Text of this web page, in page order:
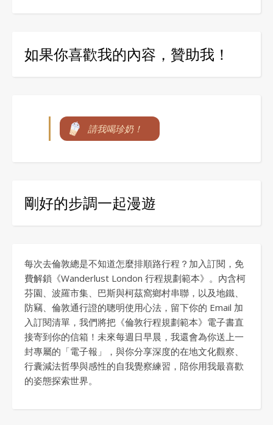
如果你喜歡我的內容，贊助我！
請我喝珍奶！
剛好的步調一起漫遊
每次去倫敦總是不知道怎麼排順路行程？加入訂閱，免
費解鎖《Wanderlust London 行程規劃範本》。內含柯
芬園、波羅市集、巴斯與柯茲窩鄉村串聯，以及地鐵、
防竊、倫敦通行證的聰明使用心法，留下你的 Email 加
入訂閱清單，我們將把《倫敦行程規劃範本》電子書直
接寄到你的信箱！未來每週日早晨，我還會為你送上一
封專屬的「電子報」，與你分享深度的在地文化觀察、
行囊減法哲學與感性的自我覺察練習，陪你用我最喜歡
的姿態探索世界。